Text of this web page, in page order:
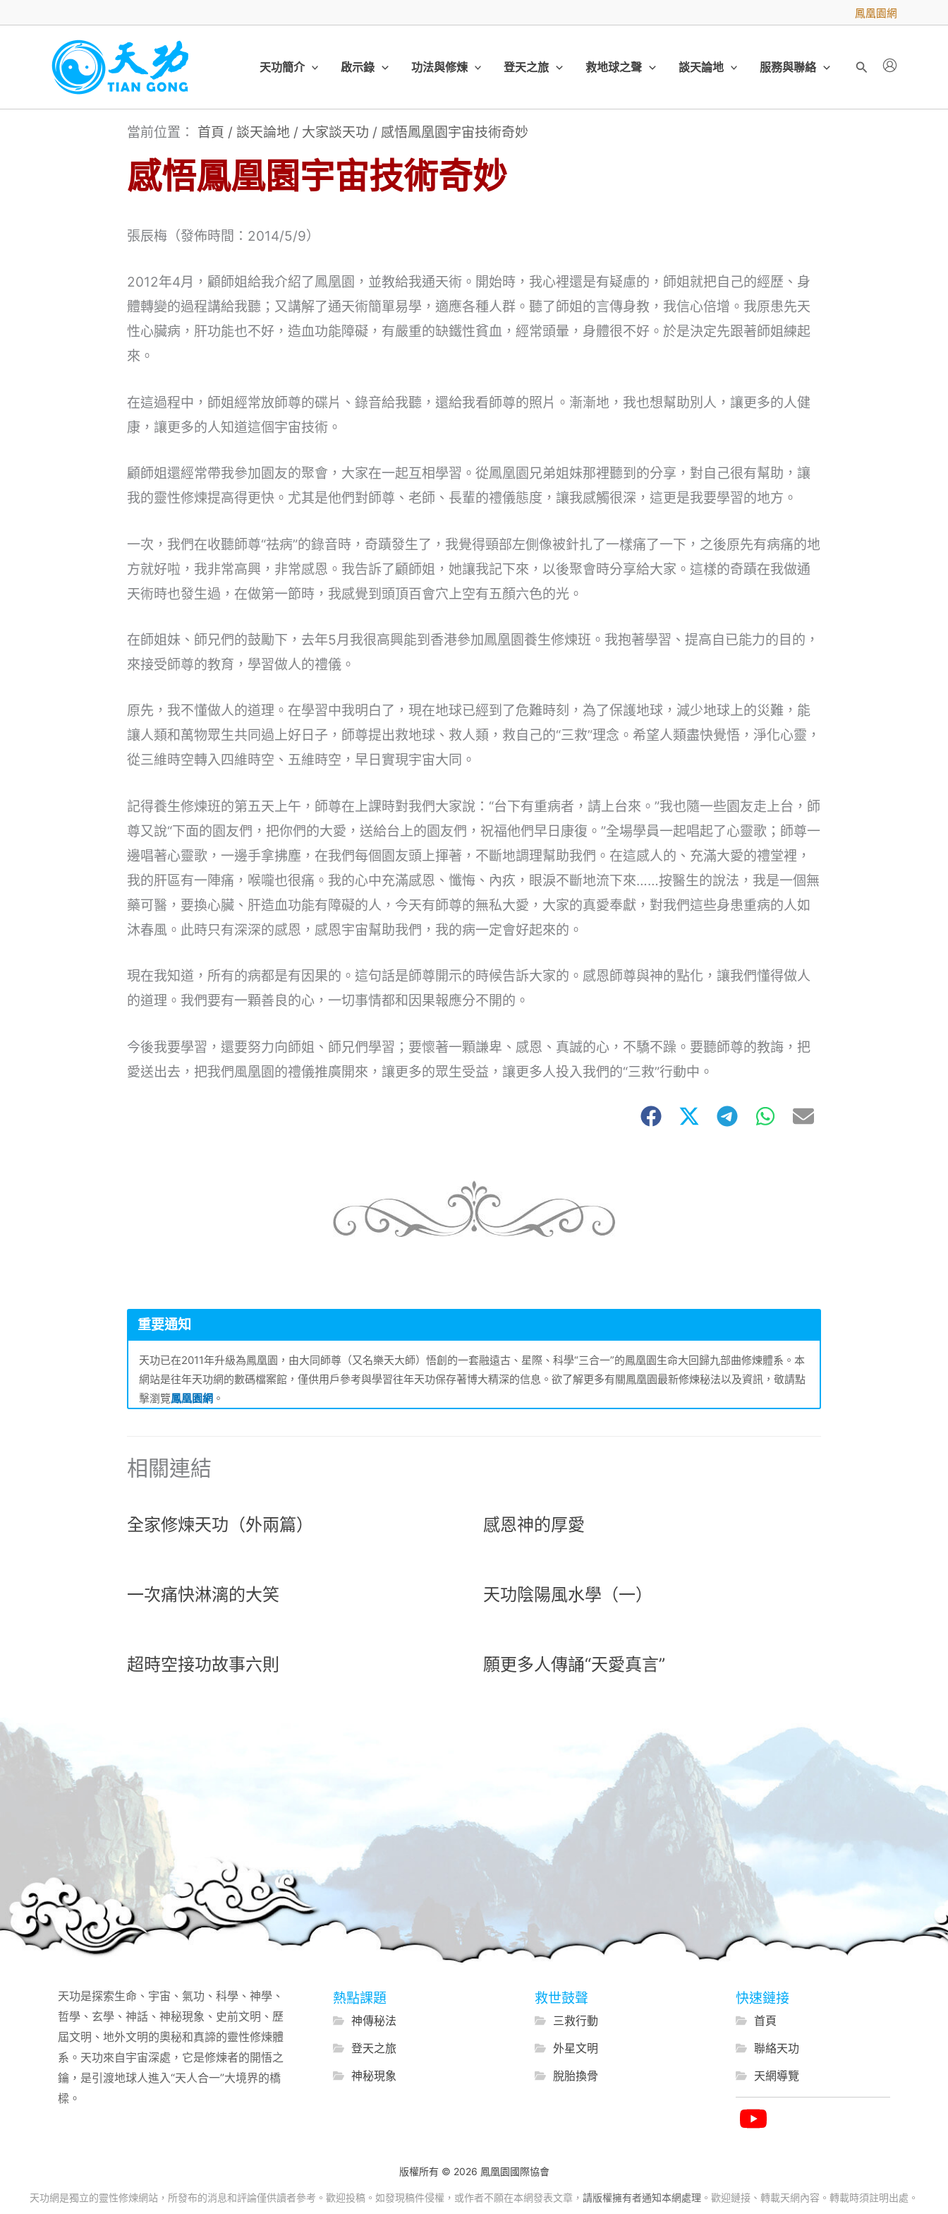
內
鳳凰園網
天功簡介 啟示錄 功法與修煉 登天之旅 救地球之聲 談天論地 服務與聯絡
搜
當前位置： 首頁 / 談天論地 / 大家談天功 / 感悟鳳凰園宇宙技術奇妙
感悟鳳凰園宇宙技術奇妙
張辰梅（發佈時間：2014/5/9）
2012年4月，顧師姐給我介紹了鳳凰園，並教給我通天術。開始時，我心裡還是有疑慮的，師姐就把自己的經歷、身
體轉變的過程講給我聽；又講解了通天術簡單易學，適應各種人群。聽了師姐的言傳身教，我信心倍增。我原患先天
性心臟病，肝功能也不好，造血功能障礙，有嚴重的缺鐵性貧血，經常頭暈，身體很不好。於是決定先跟著師姐練起
來。
在這過程中，師姐經常放師尊的碟片、錄音給我聽，還給我看師尊的照片。漸漸地，我也想幫助別人，讓更多的人健
康，讓更多的人知道這個宇宙技術。
顧師姐還經常帶我參加園友的聚會，大家在一起互相學習。從鳳凰園兄弟姐妹那裡聽到的分享，對自己很有幫助，讓
我的靈性修煉提高得更快。尤其是他們對師尊、老師、長輩的禮儀態度，讓我感觸很深，這更是我要學習的地方。
一次，我們在收聽師尊“祛病”的錄音時，奇蹟發生了，我覺得頸部左側像被針扎了一樣痛了一下，之後原先有病痛的地
方就好啦，我非常高興，非常感恩。我告訴了顧師姐，她讓我記下來，以後聚會時分享給大家。這樣的奇蹟在我做通
天術時也發生過，在做第一節時，我感覺到頭頂百會穴上空有五顏六色的光。
在師姐妹、師兄們的鼓勵下，去年5月我很高興能到香港參加鳳凰園養生修煉班。我抱著學習、提高自已能力的目的，
來接受師尊的教育，學習做人的禮儀。
原先，我不懂做人的道理。在學習中我明白了，現在地球已經到了危難時刻，為了保護地球，減少地球上的災難，能
讓人類和萬物眾生共同過上好日子，師尊提出救地球、救人類，救自己的“三救”理念。希望人類盡快覺悟，淨化心靈，
從三維時空轉入四維時空、五維時空，早日實現宇宙大同。
記得養生修煉班的第五天上午，師尊在上課時對我們大家說：“台下有重病者，請上台來。”我也隨一些園友走上台，師
尊又說“下面的園友們，把你們的大愛，送給台上的園友們，祝福他們早日康復。”全場學員一起唱起了心靈歌；師尊一
邊唱著心靈歌，一邊手拿拂塵，在我們每個園友頭上揮著，不斷地調理幫助我們。在這感人的、充滿大愛的禮堂裡，
我的肝區有一陣痛，喉嚨也很痛。我的心中充滿感恩、懺悔、內疚，眼淚不斷地流下來……按醫生的說法，我是一個無
藥可醫，要換心臟、肝造血功能有障礙的人，今天有師尊的無私大愛，大家的真愛奉獻，對我們這些身患重病的人如
沐春風。此時只有深深的感恩，感恩宇宙幫助我們，我的病一定會好起來的。
現在我知道，所有的病都是有因果的。這句話是師尊開示的時候告訴大家的。感恩師尊與神的點化，讓我們懂得做人
的道理。我們要有一顆善良的心，一切事情都和因果報應分不開的。
今後我要學習，還要努力向師姐、師兄們學習；要懷著一顆謙卑、感恩、真誠的心，不驕不躁。要聽師尊的教誨，把
愛送出去，把我們風凰園的禮儀推廣開來，讓更多的眾生受益，讓更多人投入我們的“三救”行動中。
重要通知
天功已在2011年升級為鳳凰園，由大同師尊（又名樂天大師）悟創的一套融遠古、星際、科學“三合一”的鳳凰園生命大回歸九部曲修煉體系。本
網站是往年天功網的數碼檔案館，僅供用戶參考與學習往年天功保存著博大精深的信息。欲了解更多有關鳳凰園最新修煉秘法以及資訊，敬請點
擊瀏覽鳳凰園網 。
相關連結
全家修煉天功（外兩篇） 感恩神的厚愛
一次痛快淋漓的大笑 天功陰陽風水學（一）
超時空接功故事六則 願更多人傳誦“天愛真言”
天功是探索生命、宇宙、氣功、科學、神學、
哲學、玄學、神話、神秘現象、史前文明、歷
屆文明、地外文明的奧秘和真諦的靈性修煉體
系。天功來自宇宙深處，它是修煉者的開悟之
鑰，是引渡地球人進入“天人合一”大境界的橋
樑。
熱點課題
神傳秘法
登天之旅
神秘現象
救世鼓聲
三救行動
外星文明
脫胎換骨
快速鏈接
首頁
聯絡天功
天網導覽
版權所有 © 2026 鳳凰園國際協會
天功網是獨立的靈性修煉網站，所發布的消息和評論僅供讀者參考。歡迎投稿。如發現稿件侵權，或作者不願在本網發表文章， 請版權擁有者通知本網處理 。歡迎鏈接、轉載天網內容。轉載時須註明出處。